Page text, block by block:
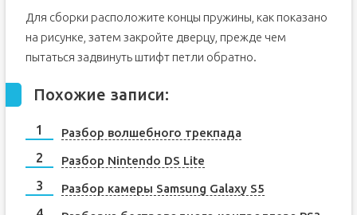
Для сборки расположите концы пружины, как показано
на рисунке, затем закройте дверцу, прежде чем
пытаться задвинуть штифт петли обратно.
Похожие записи:
Разбор волшебного трекпада
Разбор Nintendo DS Lite
Разбор камеры Samsung Galaxy S5